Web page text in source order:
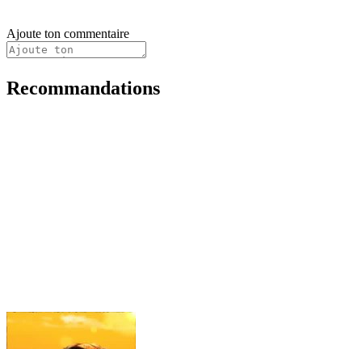
Ajoute ton commentaire
Recommandations